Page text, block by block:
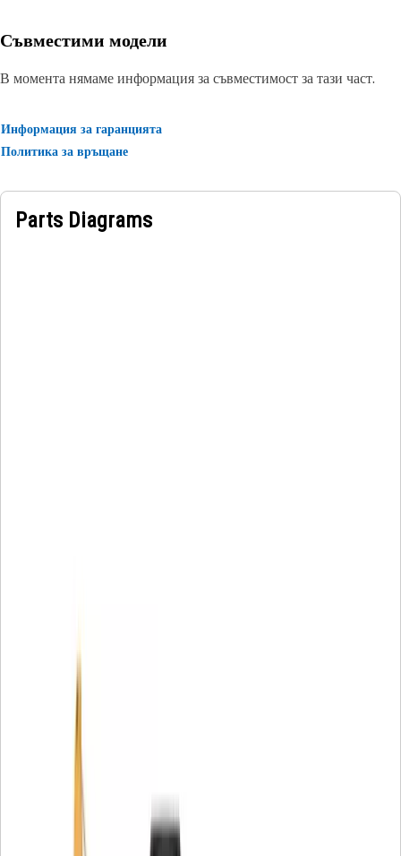
Съвместими модели
В момента нямаме информация за съвместимост за тази част.
Информация за гаранцията
Политика за връщане
Parts Diagrams